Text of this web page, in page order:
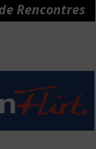
Rencontres